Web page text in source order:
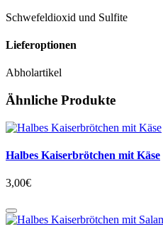
Schwefeldioxid und Sulfite
Lieferoptionen
Abholartikel
Ähnliche Produkte
Halbes Kaiserbrötchen mit Käse
3,00€